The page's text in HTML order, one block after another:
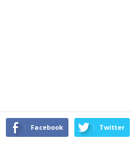
Facebook Twitter